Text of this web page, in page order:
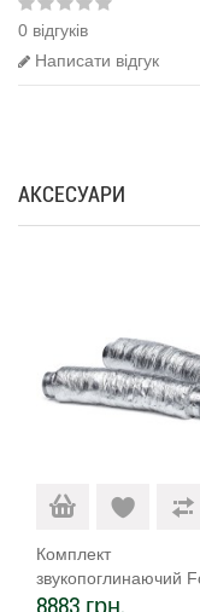
0 відгуків
Написати відгук
АКСЕСУАРИ
Комплект
звукопоглинаючий
9700 602
8883 грн.